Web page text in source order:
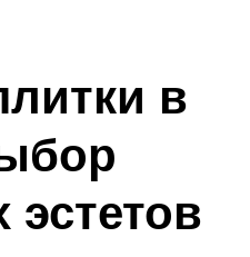
в
эстетов